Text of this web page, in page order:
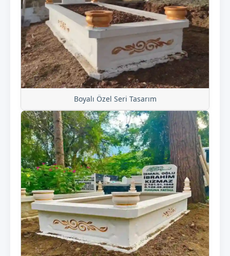
Boyalı Özel Seri Tasarım